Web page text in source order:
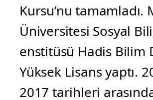
Kursu’nu tamamladı.
Üniversitesi Sosyal
enstitüsü Hadis Bilim
Yüksek Lisans yaptı.
2017 tarihleri